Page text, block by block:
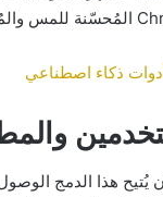
ذكاء اصطناعي
يُتيح هذا الدمج